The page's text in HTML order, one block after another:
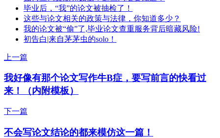
毕业后，“我”的论文被抽检了！
这些与论文相关的政策与法律，你知道多少？
我的论文被“偷”了,毕业论文查重服务背后暗藏风险!
初告白|来自茅茅虫的solo！
上一篇
我好像有那个论文写作牛B症，要写前言的快看过
来！（内附模板）
下一篇
不会写论文结论的都来模仿这一篇！